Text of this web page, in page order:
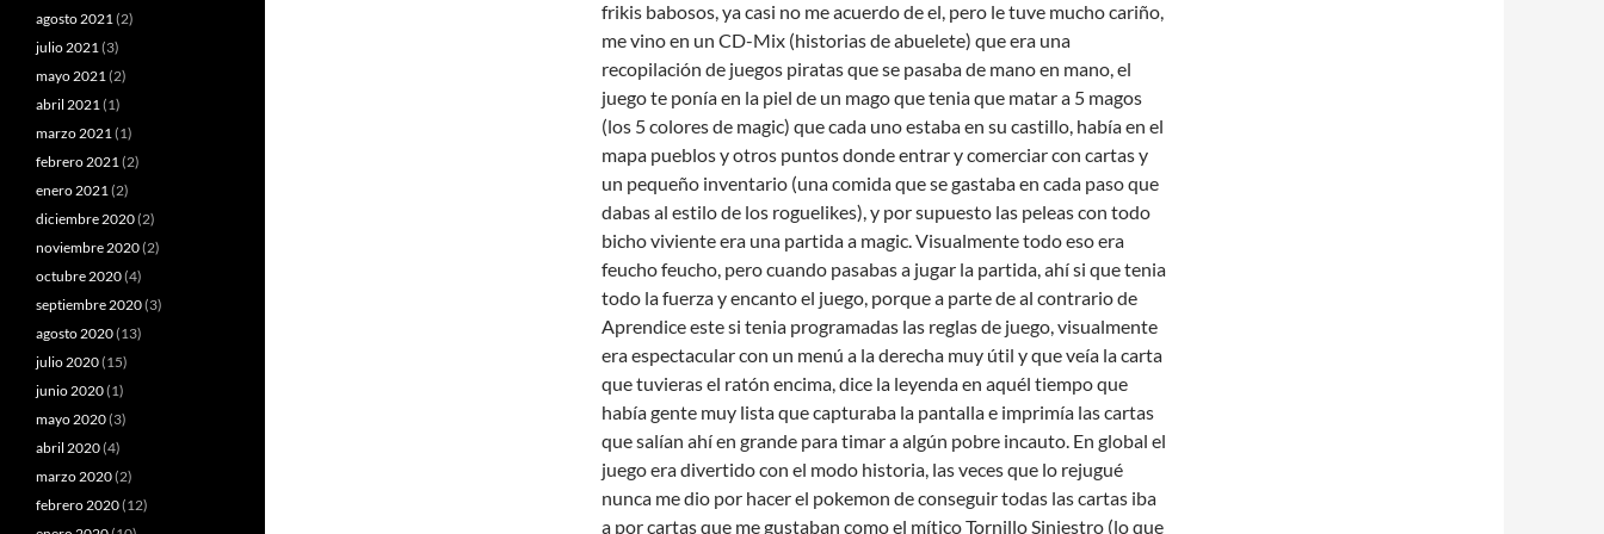
frikis babosos, ya casi no me acuerdo de el, pero le tuve mucho cariño,
me vino en un CD-Mix (historias de abuelete) que era una
recopilación de juegos piratas que se pasaba de mano en mano, el
juego te ponía en la piel de un mago que tenia que matar a 5 magos
(los 5 colores de magic) que cada uno estaba en su castillo, había en el
mapa pueblos y otros puntos donde entrar y comerciar con cartas y
un pequeño inventario (una comida que se gastaba en cada paso que
dabas al estilo de los roguelikes), y por supuesto las peleas con todo
bicho viviente era una partida a magic. Visualmente todo eso era
feucho feucho, pero cuando pasabas a jugar la partida, ahí si que tenia
todo la fuerza y encanto el juego, porque a parte de al contrario de
Aprendice este si tenia programadas las reglas de juego, visualmente
era espectacular con un menú a la derecha muy útil y que veía la carta
que tuvieras el ratón encima, dice la leyenda en aquél tiempo que
había gente muy lista que capturaba la pantalla e imprimía las cartas
que salían ahí en grande para timar a algún pobre incauto. En global el
juego era divertido con el modo historia, las veces que lo rejugué
nunca me dio por hacer el pokemon de conseguir todas las cartas iba
a por cartas que me gustaban como el mítico Tornillo Siniestro (lo que
agosto 2021(2)
julio 2021(3)
mayo 2021(2)
abril 2021(1)
marzo 2021(1)
febrero 2021(2)
enero 2021(2)
diciembre 2020(2)
noviembre 2020(2)
octubre 2020(4)
septiembre 2020(3)
agosto 2020(13)
julio 2020(15)
junio 2020(1)
mayo 2020(3)
abril 2020(4)
marzo 2020(2)
febrero 2020(12)